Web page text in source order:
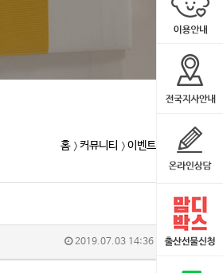
홈 커뮤니티 이벤트
2019.07.03 14:36